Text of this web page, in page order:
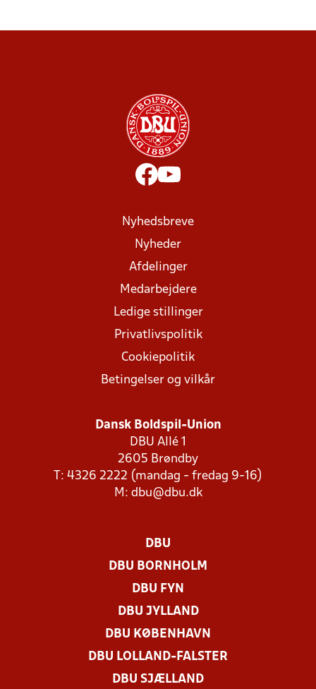
Nyhedsbreve
Nyheder
Afdelinger
Medarbejdere
Ledige stillinger
Privatlivspolitik
Cookiepolitik
Betingelser og vilkår
Dansk Boldspil-Union
DBU Allé 1
2605 Brøndby
T: 4326 2222 (mandag - fredag 9-16)
M: dbu@dbu.dk
DBU
DBU BORNHOLM
DBU FYN
DBU JYLLAND
DBU KØBENHAVN
DBU LOLLAND-FALSTER
DBU SJÆLLAND